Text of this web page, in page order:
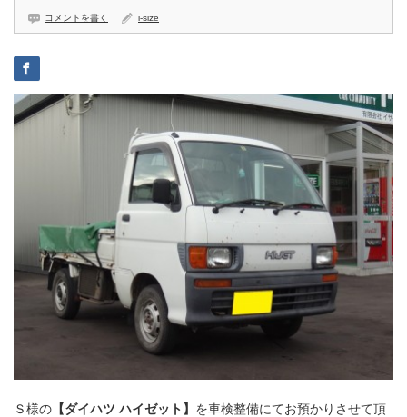
コメントを書く i-size
Ｓ様の 【ダイハツ ハイゼット】 を車検整備にてお預かりさせて頂